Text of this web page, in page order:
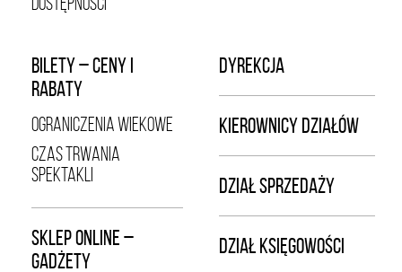
BILETY – CENY I
RABATY
OGRANICZENIA WIEKOWE
CZAS TRWANIA
SPEKTAKLI
SKLEP ONLINE –
GADŻETY
DYREKCJA
KIEROWNICY DZIAŁÓW
DZIAŁ SPRZEDAŻY
DZIAŁ KSIĘGOWOŚCI